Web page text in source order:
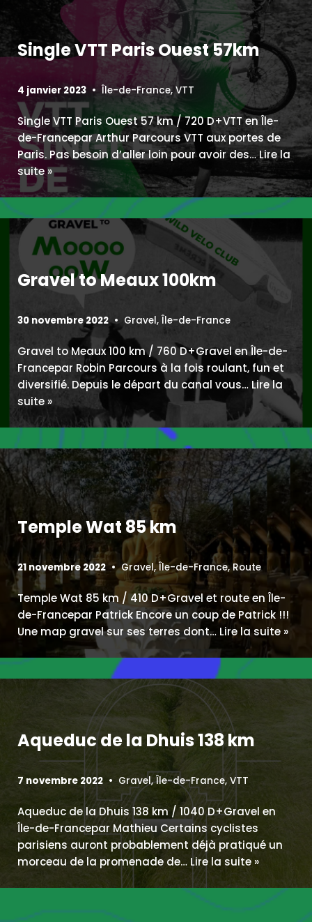
Single VTT Paris Ouest 57km
4 janvier 2023 Île-de-France, VTT
Single VTT Paris Ouest 57 km / 720 D+VTT en Île-
de-Francepar Arthur Parcours VTT aux portes de
Paris. Pas besoin d’aller loin pour avoir des…Lire la
suite »
Gravel to Meaux 100km
30 novembre 2022 Gravel, Île-de-France
Gravel to Meaux 100 km / 760 D+Gravel en Île-de-
Francepar Robin Parcours à la fois roulant, fun et
diversifié. Depuis le départ du canal vous… Lire la
suite »
Temple Wat 85 km
21 novembre 2022 Gravel,Île-de-France,Route
Temple Wat 85 km / 410 D+Gravel et route en Île-
de-Francepar Patrick Encore un coup de Patrick !!!
Une map gravel sur ses terres dont… Lire la suite »
Aqueduc de la Dhuis 138 km
7 novembre 2022 Gravel,Île-de-France, VTT
Aqueduc de la Dhuis 138 km / 1040 D+Gravel en
Île-de-Francepar Mathieu Certains cyclistes
parisiens auront probablement déjà pratiqué un
morceau de la promenade de… Lire la suite »